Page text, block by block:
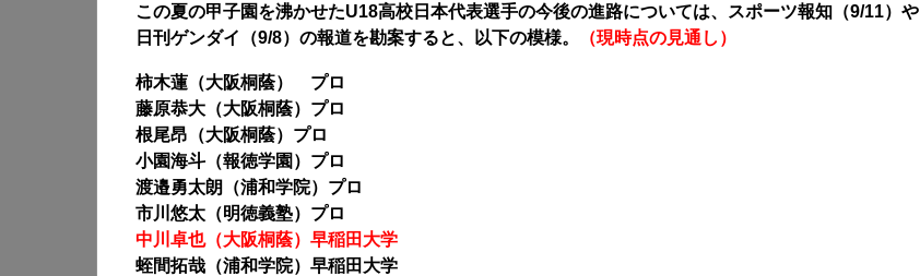
この夏の甲子園を沸かせたU18高校日本代表選手の今後の進路については、スポーツ報知（9/11）や
日刊ゲンダイ（9/8）の報道を勘案すると、以下の模様。
（現時点の見通し）
柿木蓮（大阪桐蔭） プロ
藤原恭大（大阪桐蔭）プロ
根尾昂（大阪桐蔭）プロ
小園海斗（報徳学園）プロ
渡邉勇太朗（浦和学院）プロ
市川悠太（明徳義塾）プロ
中川卓也（大阪桐蔭）早稲田大学
蛭間拓哉（浦和学院）早稲田大学